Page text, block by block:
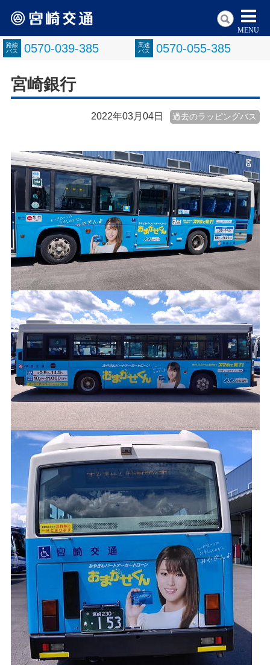
路線
バス
0570-039-385
高速
バス
0570-055-385
MENU
宮崎銀行
2022年03月04日 過去のラッピングバス